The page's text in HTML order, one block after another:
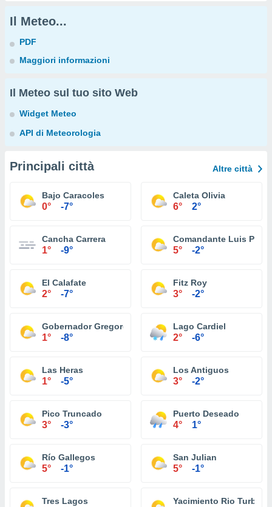
Il Meteo...
PDF
Maggiori informazioni
Il Meteo sul tuo sito Web
Widget Meteo
API di Meteorologia
Principali città Altre città
Bajo Caracoles
0° -7°
Caleta Olivia
6° 2°
Cancha Carrera
1° -9°
Comandante Luis
5° -2°
El Calafate
2° -7°
Fitz Roy
3° -2°
Gobernador Gregores
1° -8°
Lago Cardiel
2° -6°
Las Heras
1° -5°
Los Antiguos
3° -2°
Pico Truncado
3° -3°
Puerto Deseado
4° 1°
Río Gallegos
5° -1°
San Julian
5° -1°
Tres Lagos Yacimiento Rio Turbio